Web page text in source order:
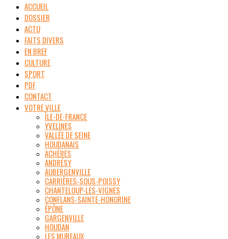
ACCUEIL
DOSSIER
ACTU
FAITS DIVERS
EN BREF
CULTURE
SPORT
PDF
CONTACT
VOTRE VILLE
ÎLE-DE-FRANCE
YVELINES
VALLÉE DE SEINE
HOUDANAIS
ACHÈRES
ANDRÉSY
AUBERGENVILLE
CARRIÈRES-SOUS-POISSY
CHANTELOUP-LES-VIGNES
CONFLANS-SAINTE-HONORINE
ÉPÔNE
GARGENVILLE
HOUDAN
LES MUREAUX